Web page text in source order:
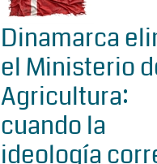
Dinamarca
el Ministerio
Agricultura:
cuando la
ideología